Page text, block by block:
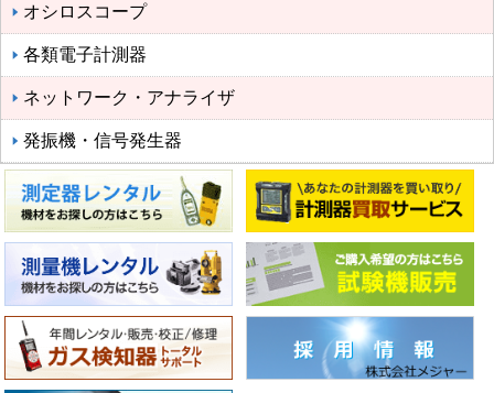
オシロスコープ
各類電子計測器
ネットワーク・アナライザ
発振機・信号発生器